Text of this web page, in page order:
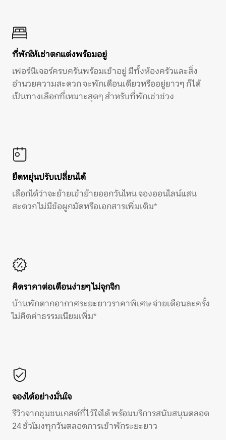
ที่พักให้เช่าตกแต่งพร้อมอยู่
เฟอร์นิเจอร์ครบครันพร้อมเข้าอยู่ มีทั้งห้องครัวและสิ่ง
อำนวยความสะดวก จะพักเดือนเดียวหรืออยู่ยาวๆ ก็ได้
เป็นทางเลือกที่เหมาะสุดๆ สำหรับที่พักเช่าช่วง
ยืดหยุ่นปรับเปลี่ยนได้
เลือกได้ว่าจะย้ายเข้าย้ายออกวันไหน จองออนไลน์แสน
สะดวก ไม่มีข้อผูกมัดหรือเอกสารเพิ่มเติม*
คิดราคาต่อเดือนง่ายๆ ไม่จุกจิก
บ้านพักตากอากาศระยะยาวราคาพิเศษ จ่ายเดือนละครั้ง
ไม่คิดค่าธรรมเนียมเพิ่ม*
จองได้อย่างมั่นใจ
รีวิวจากชุมชนเกสต์ที่ไว้ใจได้ พร้อมบริการสนับสนุนตลอด
24 ชั่วโมงทุกวันตลอดการเข้าพักระยะยาว